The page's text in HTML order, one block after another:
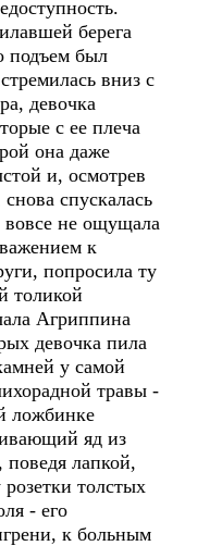
берега
подъем был
вниз с
девочка
с ее плеча
она даже
и, осмотрев
спускалась
вовсе не ощущала
к
попросила ту
толикой
Агриппина
девочка пила
у самой
травы -
ложбинке
яд из
поведя лапкой,
толстых
- его
к больным